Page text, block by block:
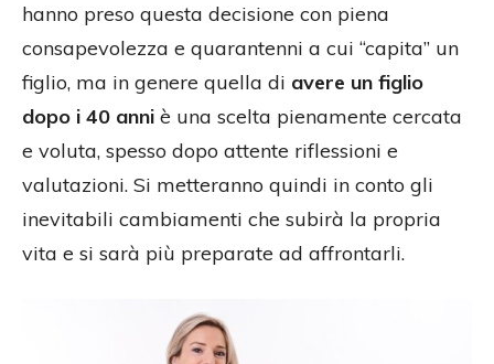
hanno preso questa decisione con piena
consapevolezza e quarantenni a cui “capita” un
figlio, ma in genere quella di avere un figlio
dopo i 40 anni è una scelta pienamente cercata
e voluta, spesso dopo attente riflessioni e
valutazioni. Si metteranno quindi in conto gli
inevitabili cambiamenti che subirà la propria
vita e si sarà più preparate ad affrontarli.